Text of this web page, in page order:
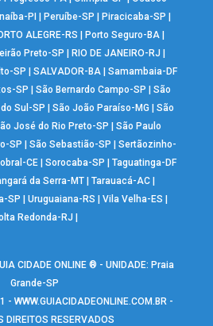
PI |Peruíbe-SP |Piracicaba-SP |
ALEGRE-RS |Porto Seguro-BA |
Preto-SP |RIO DE JANEIRO-RJ |
SP | SALVADOR-BA| Samambaia-DF
SP |São Bernardo Campo-SP |São
Sul-SP |São João Paraíso-MG |São
José do Rio Preto-SP |São Paulo
SP |São Sebastião-SP |Sertãozinho-
CE |Sorocaba-SP |Taguatinga-DF
da Serra-MT| Tarauacá-AC|
SP |Uruguaiana-RS |Vila Velha-ES |
Redonda-RJ |
CIDADE ONLINE ® - UNIDADE: Praia
Grande-SP
-WWW.GUIACIDADEONLINE.COM.BR -
DIREITOS RESERVADOS